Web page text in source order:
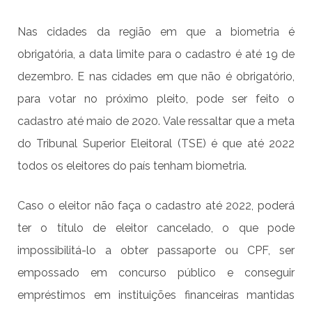
Nas cidades da região em que a biometria é
obrigatória, a data limite para o cadastro é até 19 de
dezembro. E nas cidades em que não é obrigatório,
para votar no próximo pleito, pode ser feito o
cadastro até maio de 2020. Vale ressaltar que a meta
do Tribunal Superior Eleitoral (TSE) é que até 2022
todos os eleitores do país tenham biometria.
Caso o eleitor não faça o cadastro até 2022, poderá
ter o título de eleitor cancelado, o que pode
impossibilitá-lo a obter passaporte ou CPF, ser
empossado em concurso público e conseguir
empréstimos em instituições financeiras mantidas